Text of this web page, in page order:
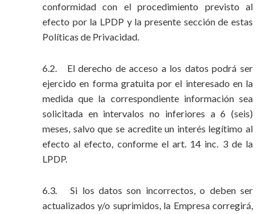
conformidad con el procedimiento previsto al
efecto por la LPDP y la presente sección de estas
Políticas de Privacidad.
6.2. El derecho de acceso a los datos podrá ser
ejercido en forma gratuita por el interesado en la
medida que la correspondiente información sea
solicitada en intervalos no inferiores a 6 (seis)
meses, salvo que se acredite un interés legítimo al
efecto al efecto, conforme el art. 14 inc. 3 de la
LPDP.
6.3. Si los datos son incorrectos, o deben ser
actualizados y/o suprimidos, la Empresa corregirá,